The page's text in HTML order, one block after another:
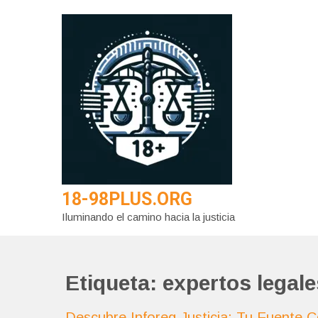
18-98PLUS.ORG
Iluminando el camino hacia la justicia
Etiqueta: expertos